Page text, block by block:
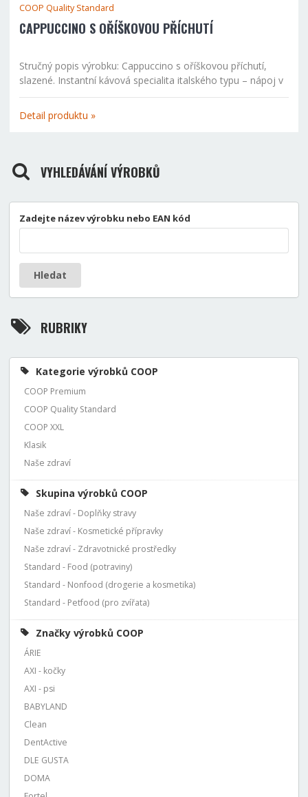
COOP Quality Standard
CAPPUCCINO S OŘÍŠKOVOU PŘÍCHUTÍ
Stručný popis výrobku: Cappuccino s oříškovou příchutí,
slazené. Instantní kávová specialita italského typu – nápoj v
prášku. Příprava nápoje: 4-6 kávových lžiček nasypejte do
150ml šálku, zalijte horkou vodou, ne však vroucí...
Detail produktu »
VYHLEDÁVÁNÍ VÝROBKŮ
Zadejte název výrobku nebo EAN kód
Hledat
RUBRIKY
Kategorie výrobků COOP
COOP Premium
COOP Quality Standard
COOP XXL
Klasik
Naše zdraví
Skupina výrobků COOP
Naše zdraví - Doplňky stravy
Naše zdraví - Kosmetické přípravky
Naše zdraví - Zdravotnické prostředky
Standard - Food (potraviny)
Standard - Nonfood (drogerie a kosmetika)
Standard - Petfood (pro zvířata)
Značky výrobků COOP
ÁRIE
AXI - kočky
AXI - psi
BABYLAND
Clean
DentActive
DLE GUSTA
DOMA